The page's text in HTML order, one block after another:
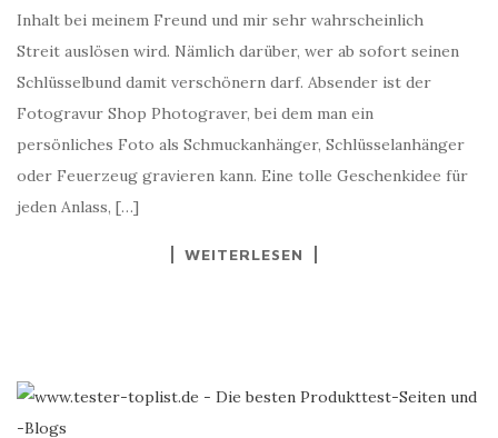
Inhalt bei meinem Freund und mir sehr wahrscheinlich
Streit auslösen wird. Nämlich darüber, wer ab sofort seinen
Schlüsselbund damit verschönern darf. Absender ist der
Fotogravur Shop Photograver, bei dem man ein
persönliches Foto als Schmuckanhänger, Schlüsselanhänger
oder Feuerzeug gravieren kann. Eine tolle Geschenkidee für
jeden Anlass, […]
WEITERLESEN